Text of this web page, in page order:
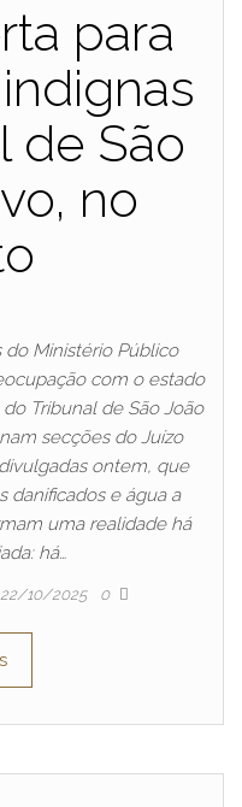
para
de São
no
do Ministério Público
com o estado
Tribunal de São João
secções do Juízo
ontem, que
danificados e água a
uma realidade há
há…
22/10/2025 0